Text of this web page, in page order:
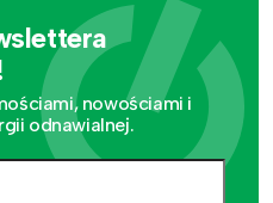
nowościami i
odnawialnej.